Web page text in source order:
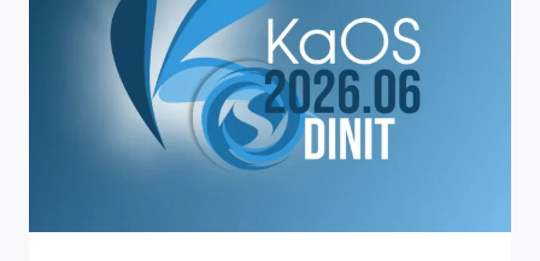
LAS
NOVEDADES
MÁS
IMPORTANTES